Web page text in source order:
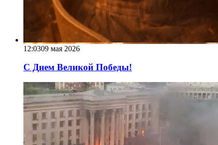
12:0309 мая 2026
С Днем Великой Победы!